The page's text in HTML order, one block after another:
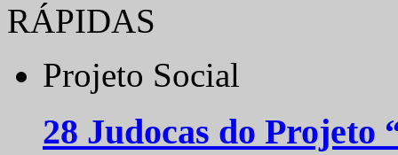
RÁPIDAS
Projeto Social
28 Judocas do